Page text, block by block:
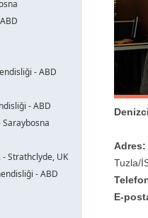
- ABD
- ABD
Strathclyde, UK
- ABD
Adres:
Tuzla/
E-